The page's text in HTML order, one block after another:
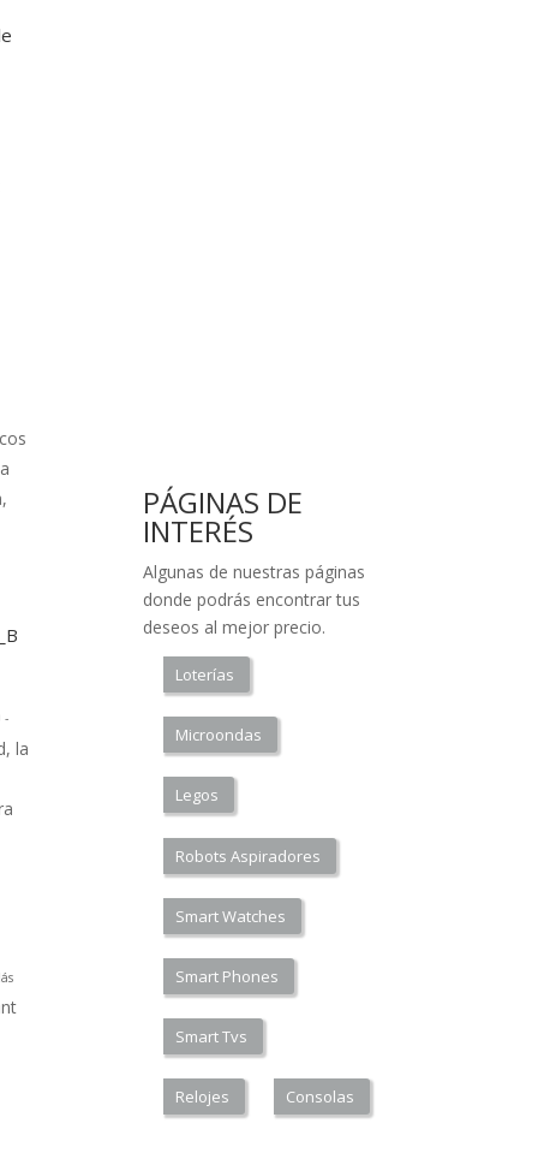
-
la
PÁGINAS DE
INTERÉS
Algunas de nuestras páginas
donde podrás encontrar tus
deseos al mejor precio.
Loterías
Microondas
Legos
Robots Aspiradores
Smart Watches
Smart Phones
Smart Tvs
Relojes Consolas